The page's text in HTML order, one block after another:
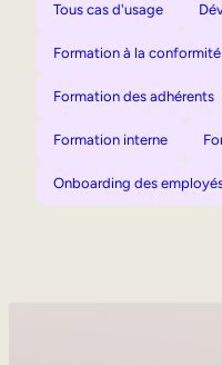
Tous cas d'usage
Formation à la conformité
Formation des adhérents
Formation interne
Onboarding des